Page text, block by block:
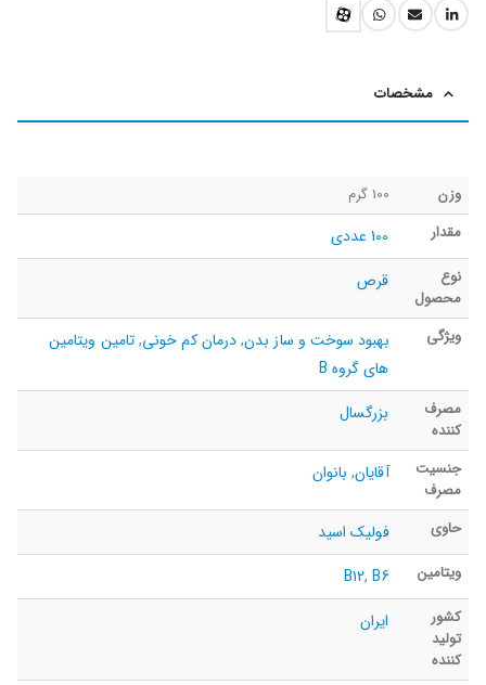
مشخصات
وزن
100 گرم
مقدار
100 عددی
نوع
محصول
قرص
ویژگی بهبود سوخت و ساز بدن,درمان کم خونی,تامین ویتامین
های گروه B
مصرف
کننده
بزرگسال
جنسیت
مصرف
آقایان, بانوان
حاوی فولیک اسید
ویتامین B12,B6
کشور
تولید
کننده
ایران